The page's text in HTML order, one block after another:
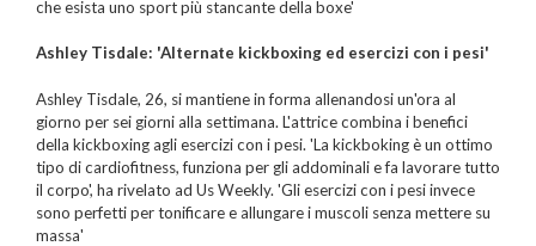
che esista uno sport più stancante della boxe'
Ashley Tisdale: 'Alternate kickboxing ed esercizi con i pesi'
Ashley Tisdale, 26, si mantiene in forma allenandosi un'ora al
giorno per sei giorni alla settimana. L'attrice combina i benefici
della kickboxing agli esercizi con i pesi. 'La kickboking è un ottimo
tipo di cardiofitness, funziona per gli addominali e fa lavorare tutto
il corpo', ha rivelato ad Us Weekly. 'Gli esercizi con i pesi invece
sono perfetti per tonificare e allungare i muscoli senza mettere su
massa'